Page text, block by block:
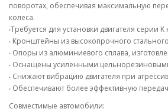
поворотах, обеспечивая максимальную
колеса.
‧Требуется для установки двигателя серии
‧ Кронштейны из высокопрочного
‧ Опоры из алюминиевого сплава,
‧ Оснащены усиленными
‧ Снижают вибрацию двигателя при
‧ Обеспечивают более эффективную
Совместимые автомобили: